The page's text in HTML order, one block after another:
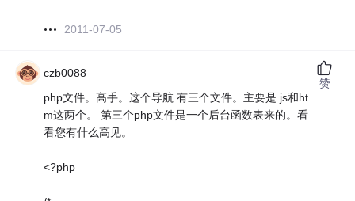
2011-07-05
czb0088
php文件。高手。这个导航 有三个文件。主要是 js和ht
m这两个。 第三个php文件是一个后台函数表来的。看
看您有什么高见。
<?php
赞